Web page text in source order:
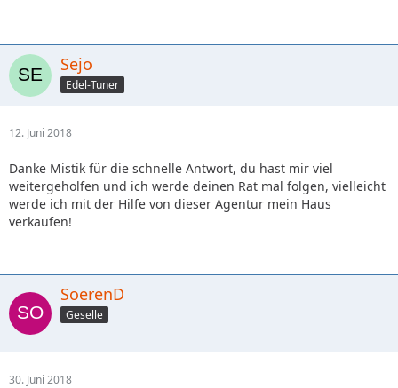
Sejo
Edel-Tuner
12. Juni 2018
Danke Mistik für die schnelle Antwort, du hast mir viel
weitergeholfen und ich werde deinen Rat mal folgen, vielleicht
werde ich mit der Hilfe von dieser Agentur mein Haus
verkaufen!
SoerenD
Geselle
30. Juni 2018